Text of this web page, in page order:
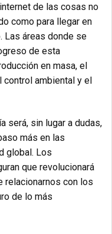
de las cosas no
como para llegar en
Las áreas donde se
de esta
en masa, el
ambiental y el
será, sin lugar a dudas,
más en las
global. Los
que revolucionará
relacionarnos con los
de lo más